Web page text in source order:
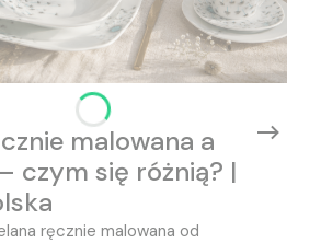
malowana a
czym się różnią? |
ręcznie malowana od